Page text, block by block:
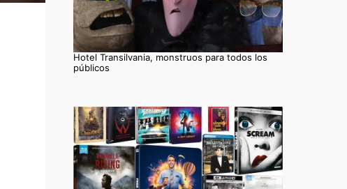
Hotel Transilvania, monstruos para todos los
públicos